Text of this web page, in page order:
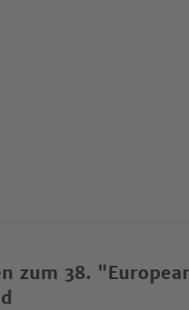
zum 38.